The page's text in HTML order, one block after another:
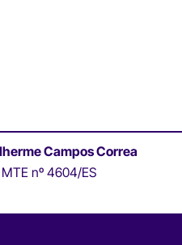
Campos Correa
nº 4604/ES